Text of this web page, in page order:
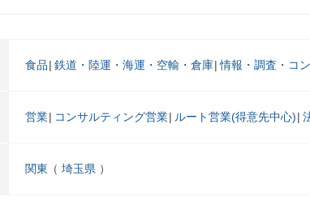
食品 鉄道・陸運・海運・空輸・倉庫 情報・調査・コ
営業 コンサルティング営業 ルート営業(得意先中心)
関東 埼玉県